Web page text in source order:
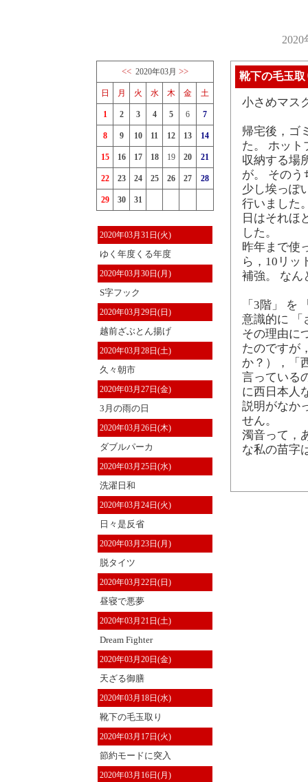
<< 2020年03月 >>
日 月 火 水 木 金 土
1 2 3 4 5 6 7
8 9 10 11 12 13 14
15 16 17 18 19 20 21
22 23 24 25 26 27 28
29 30 31
2020年03月31日(火)
ゆく年度くる年度
2020年03月30日(月)
S字フック
2020年03月29日(日)
越前ざぶとん揚げ
2020年03月28日(土)
久々朝市
2020年03月27日(金)
3月の雨の日
2020年03月26日(木)
ダブルパーカ
2020年03月25日(水)
洗濯日和
2020年03月24日(火)
日々是反省
2020年03月23日(月)
脱タイツ
2020年03月22日(日)
昼寝で悪夢
2020年03月21日(土)
Dream Fighter
2020年03月20日(金)
天ざる御膳
2020年03月18日(水)
靴下の毛玉取り
2020年03月17日(火)
節約モードに突入
2020年03月16日(月)
靴下の毛玉取
小さめマス
帰宅後，ゴ
た。 ホット
収納する場
が。 そのう
少し埃っぽ
行いました
日はそれほ
した。
昨年まで使
ら，10リッ
補強。 な
「3階」 を
意識的に 「
その理由に
たのですが
か？），「
言っている
に西日本人
説明がなか
せん。
濁音って，
な私の苗字